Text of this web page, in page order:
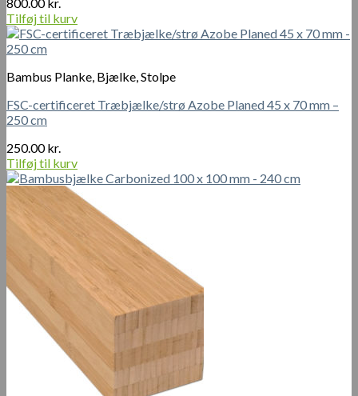
Tilføj til kurv
Bambus Planke, Bjælke, Stolpe
FSC-certificeret Træbjælke/strø Azobe Planed 45 x 70 mm –
250 cm
250.00kr.
Tilføj til kurv